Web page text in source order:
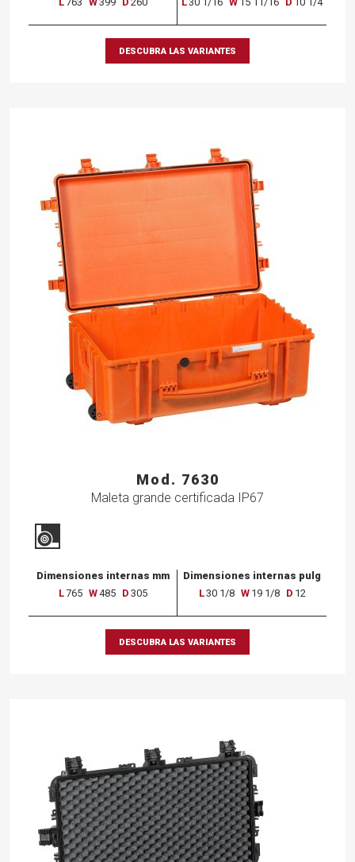
DESCUBRA LAS VARIANTES
Mod. 7630
Maleta grande certificada IP67
Dimensiones internas mm
L765 W485 D 305
Dimensiones internas pulg
L30 1/8 W 19 1/8 D 12
DESCUBRA LAS VARIANTES